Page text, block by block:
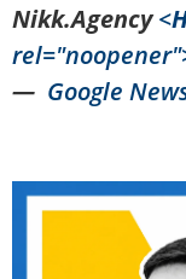
Nikk.Agency <
— Google